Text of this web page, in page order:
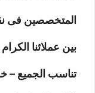
المتخصصين فى
بين عملائنا
تناسب الجميع –